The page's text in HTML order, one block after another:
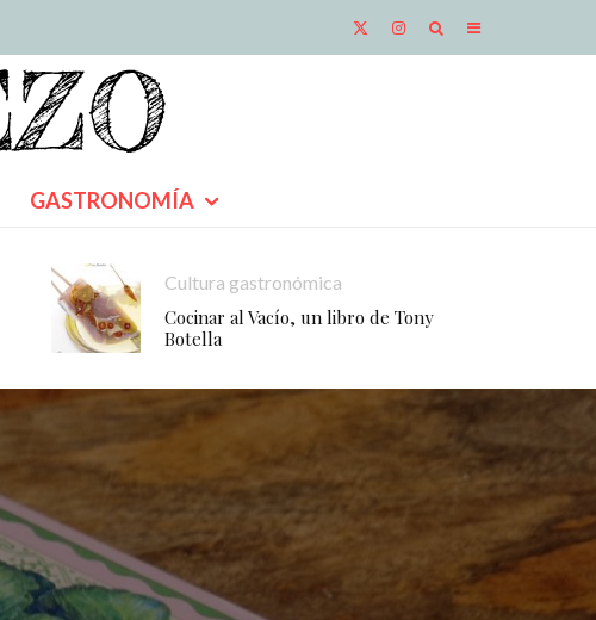
GASTRONOMÍA
Cultura gastronómica
Cocinar al Vacío, un libro de Tony
Botella